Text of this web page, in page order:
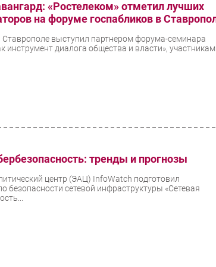
«Ростелеком» отметил лучших
на форуме госпабликов в
Ставрополе выступил партнером форума-семинара
инструмент диалога общества и власти»,
тренды и прогнозы
центр (ЭАЦ) InfoWatch подготовил
безопасности сетевой инфраструктуры «Сетевая